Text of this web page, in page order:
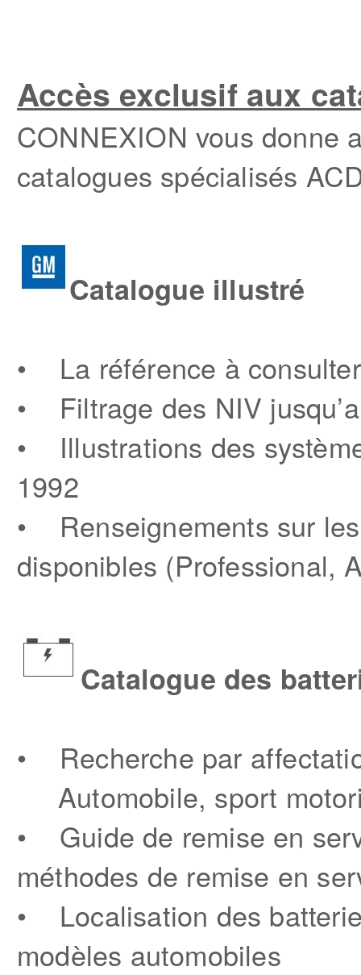
Accès exclusif aux
CONNEXION vous donne
catalogues spécialisés
Catalogue illustré
• La référence à
• Filtrage des NIV
• Illustrations des
1992
• Renseignements sur
disponibles (Professional,
Catalogue des
• Recherche par
Automobile, sport
• Guide de remise en
méthodes de remise en
• Localisation des
modèles automobiles